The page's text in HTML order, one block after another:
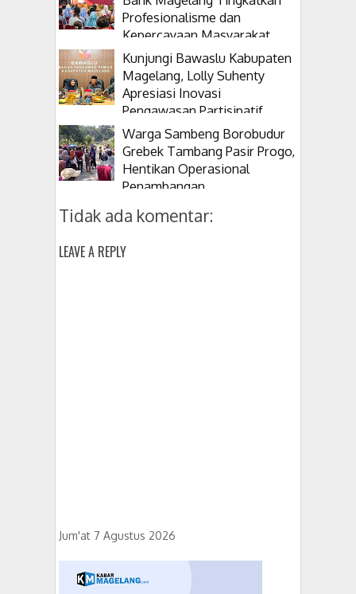
Profesionalisme dan
Kepercayaan Masyarakat
Kunjungi Bawaslu Kabupaten
Magelang, Lolly Suhenty
Apresiasi Inovasi
Pengawasan Partisipatif
Warga Sambeng Borobudur
Grebek Tambang Pasir Progo,
Hentikan Operasional
Penambangan
Tidak ada komentar:
LEAVE A REPLY
Jum'at 7 Agustus 2026